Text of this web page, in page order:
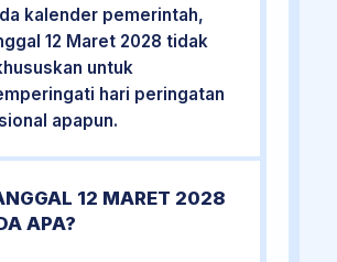
kalender pemerintah,
12 Maret 2028 tidak
untuk
hari peringatan
apapun.
12 MARET 2028
APA?